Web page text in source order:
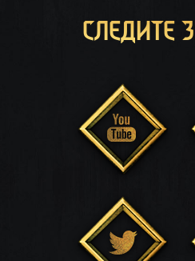
СЛЕДИТЕ